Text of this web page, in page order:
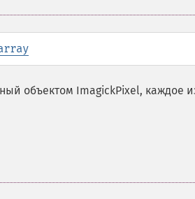
объектом ImagickPixel, каждое